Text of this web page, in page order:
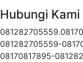
Hubungi Kami
081282705559-
08170817895-